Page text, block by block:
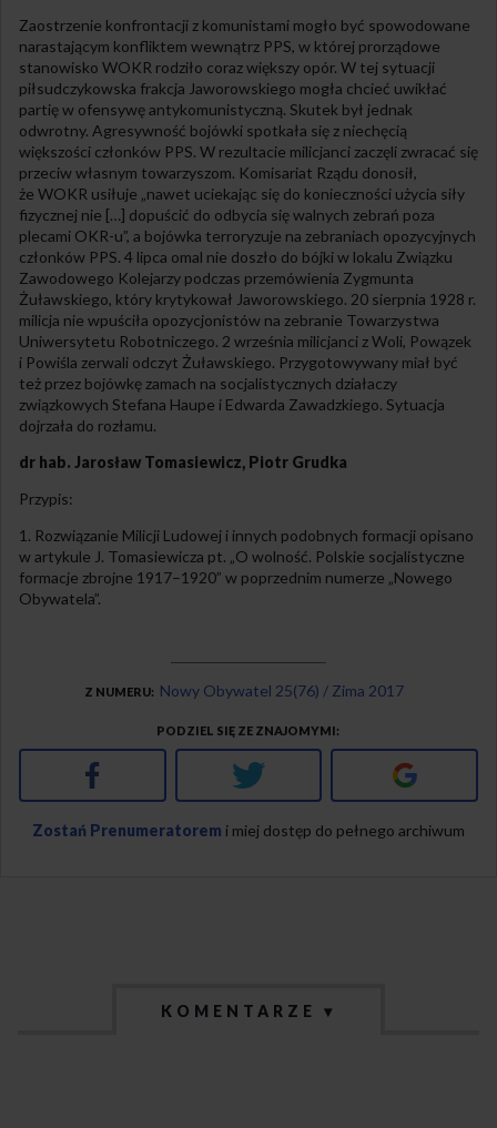
Zaostrzenie konfrontacji z komunistami mogło być spowodowane
narastającym konfliktem wewnątrz PPS, w której prorządowe
stanowisko WOKR rodziło coraz większy opór. W tej sytuacji
piłsudczykowska frakcja Jaworowskiego mogła chcieć uwikłać
partię w ofensywę antykomunistyczną. Skutek był jednak
odwrotny. Agresywność bojówki spotkała się z niechęcią
większości członków PPS. W rezultacie milicjanci zaczęli zwracać się
przeciw własnym towarzyszom. Komisariat Rządu donosił,
że WOKR usiłuje „nawet uciekając się do konieczności użycia siły
fizycznej nie […] dopuścić do odbycia się walnych zebrań poza
plecami OKR-u”, a bojówka terroryzuje na zebraniach opozycyjnych
członków PPS. 4 lipca omal nie doszło do bójki w lokalu Związku
Zawodowego Kolejarzy podczas przemówienia Zygmunta
Żuławskiego, który krytykował Jaworowskiego. 20 sierpnia 1928 r.
milicja nie wpuściła opozycjonistów na zebranie Towarzystwa
Uniwersytetu Robotniczego. 2 września milicjanci z Woli, Powązek
i Powiśla zerwali odczyt Żuławskiego. Przygotowywany miał być
też przez bojówkę zamach na socjalistycznych działaczy
związkowych Stefana Haupe i Edwarda Zawadzkiego. Sytuacja
dojrzała do rozłamu.
dr hab. Jarosław Tomasiewicz, Piotr Grudka
Przypis:
Rozwiązanie Milicji Ludowej i innych podobnych formacji opisano
w artykule J. Tomasiewicza pt. „O wolność. Polskie socjalistyczne
formacje zbrojne 1917–1920” w poprzednim numerze „Nowego
Obywatela”.
Z NUMERU Nowy Obywatel 25(76) / Zima 2017
PODZIEL SIĘ ZE ZNAJOMYMI
Facebook Twitter Google+
Zostań Prenumeratorem i miej dostęp do pełnego archiwum
KOMENTARZE ▾